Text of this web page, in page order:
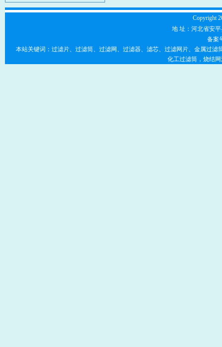
Copyright
地 址：河北省安
备案
本站关键词：过滤片、过滤筒、过滤网、过滤器、滤芯、过滤网片、金属过
化工过滤筒，烧结